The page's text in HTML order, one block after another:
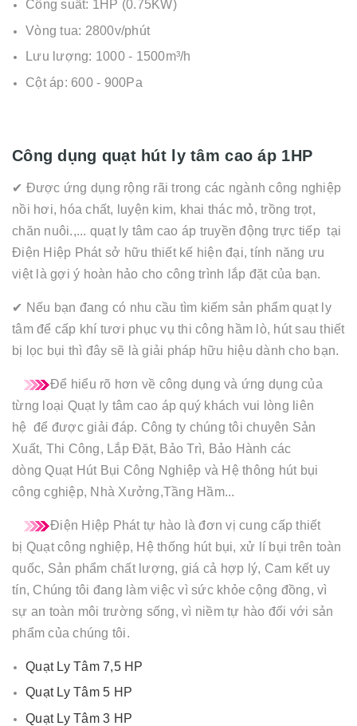
Công suất: 1HP (0.75KW)
Vòng tua: 2800v/phút
Lưu lượng: 1000 - 1500m³/h
Cột áp: 600 - 900Pa
Công dụng quạt hút ly tâm cao áp 1HP
✔ Được ứng dụng rộng rãi trong các ngành công nghiệp
nồi hơi, hóa chất, luyện kim, khai thác mỏ, trồng trọt,
chăn nuôi.,... quạt ly tâm cao áp truyền động trực tiếp tại
Điện Hiệp Phát sở hữu thiết kế hiện đại, tính năng ưu
việt là gợi ý hoàn hảo cho công trình lắp đặt của bạn.
✔ Nếu bạn đang có nhu cầu tìm kiếm sản phẩm quạt ly
tâm để cấp khí tươi phục vụ thi công hầm lò, hút sau thiết
bị lọc bụi thì đây sẽ là giải pháp hữu hiệu dành cho bạn.
Để hiểu rõ hơn về công dụng và ứng dụng của
từng loại Quạt ly tâm cao áp quý khách vui lòng liên
hệ để được giải đáp. Công ty chúng tôi chuyên Sản
Xuất, Thi Công, Lắp Đặt, Bảo Trì, Bảo Hành các
dòng Quạt Hút Bụi Công Nghiệp và Hệ thông hút bụi
công cghiệp, Nhà Xưởng,Tầng Hầm...
Điện Hiệp Phát tự hào là đơn vị cung cấp thiết
bị Quạt công nghiệp, Hệ thống hút bụi, xử lí bụi trên toàn
quốc, Sản phẩm chất lượng, giá cả hợp lý, Cam kết uy
tín, Chúng tôi đang làm việc vì sức khỏe cộng đồng, vì
sự an toàn môi trường sống, vì niềm tự hào đối với sản
phẩm của chúng tôi.
Quạt Ly Tâm 7,5 HP
Quạt Ly Tâm 5 HP
Quạt Ly Tâm 3 HP